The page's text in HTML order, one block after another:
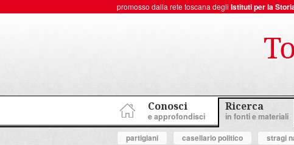
promosso dalla rete toscana degli Istituti per la
Conosci
e approfondisci
Ricerca
in fonti e materiali
partigiani
casellario politico stragi